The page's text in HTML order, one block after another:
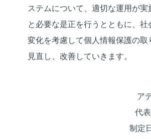
ステムについて、適切な運用が実
と必要な是正を行うとともに、
変化を考慮して個人情報保護の取
見直し、改善していきます。
ア
代
制定